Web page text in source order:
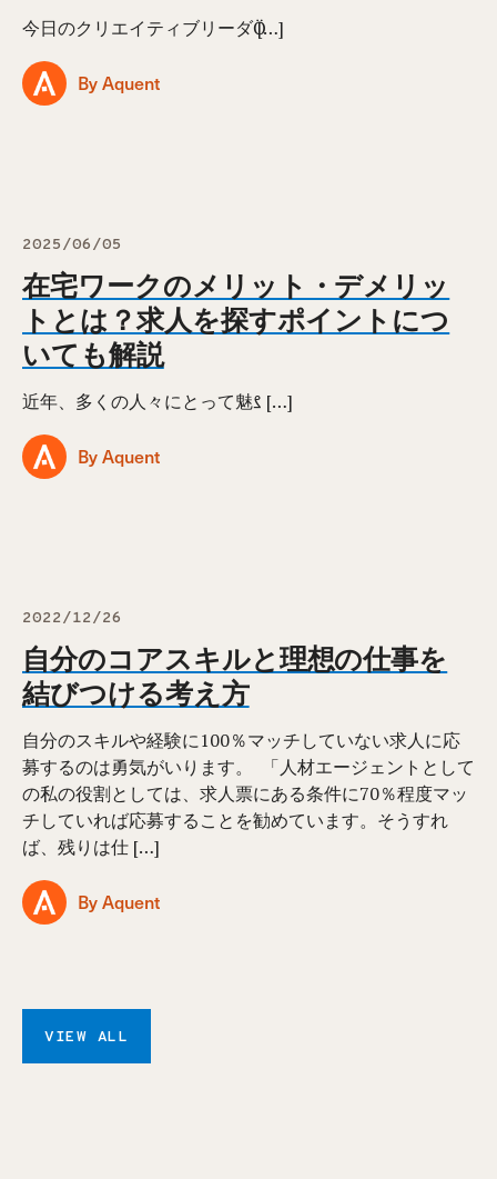
今日のクリエイティブリーダӦ […]
By Aquent
2025/06/05
在宅ワークのメリット・デメリッ
トとは？求人を探すポイントにつ
いても解説
近年、多くの人々にとって魅ࡂ […]
By Aquent
2022/12/26
自分のコアスキルと理想の仕事を
結びつける考え方
自分のスキルや経験に100％マッチしていない求人に応
募するのは勇気がいります。 ⁠ 「人材エージェントとして
の私の役割としては、求人票にある条件に70％程度マッ
チしていれば応募することを勧めています。そうすれ
ば、残りは仕 […]
By Aquent
VIEW ALL